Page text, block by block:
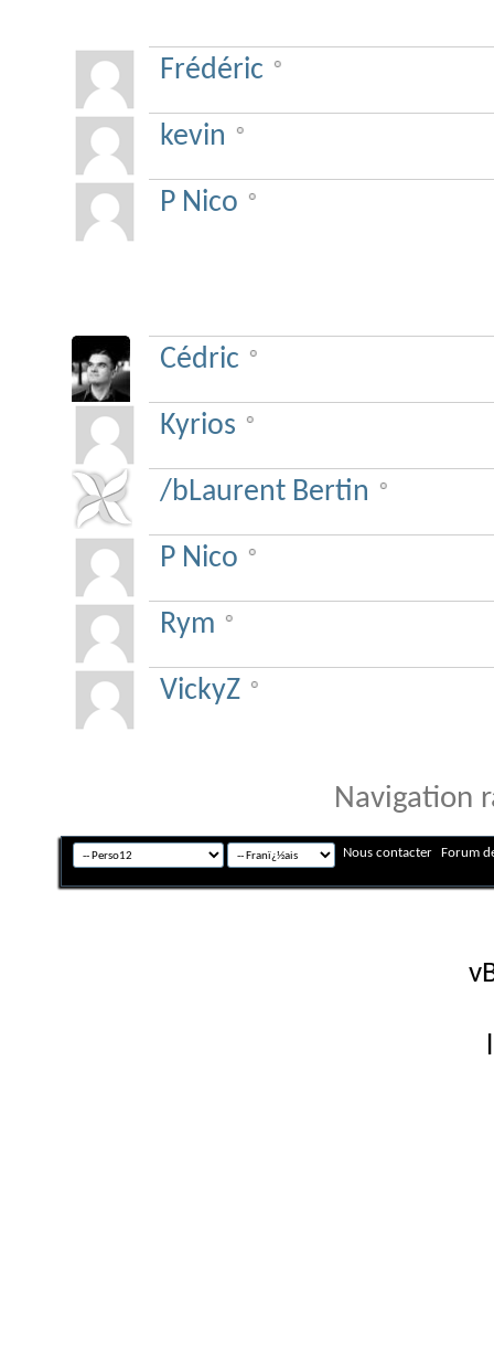
Frédéric
kevin
P Nico
Cédric
Kyrios
/bLaurent Bertin
P Nico
Rym
VickyZ
Navigation
Nous contacter Forum